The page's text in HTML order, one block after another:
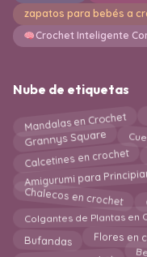
zapatos para bebés a
Crochet Inteligente
Nube de etiquetas
Mandalas en Crochet
Grannys Square
Calcetines en crochet
Amigurumi para
Chalecos en crochet
Colgantes de Plantas en
Bufandas Flores en